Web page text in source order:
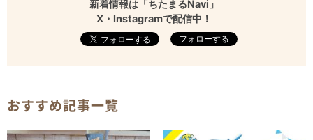
新着情報は「ちたまるNavi」
X・Instagramで配信中！
フォローする
おすすめ記事一覧